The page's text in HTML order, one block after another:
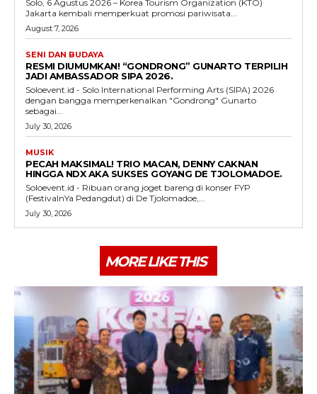
Solo, 6 Agustus 2026 – Korea Tourism Organization (KTO)
Jakarta kembali memperkuat promosi pariwisata...
August 7, 2026
SENI DAN BUDAYA
RESMI DIUMUMKAN! “GONDRONG” GUNARTO TERPILIH
JADI AMBASSADOR SIPA 2026.
Soloevent.id - Solo International Performing Arts (SIPA) 2026
dengan bangga memperkenalkan "Gondrong" Gunarto
sebagai...
July 30, 2026
MUSIK
PECAH MAKSIMAL! TRIO MACAN, DENNY CAKNAN
HINGGA NDX AKA SUKSES GOYANG DE TJOLOMADOE.
Soloevent.id - Ribuan orang joget bareng di konser FYP
(FestivalnYa Pedangdut) di De Tjolomadoe,...
July 30, 2026
MORE LIKE THIS